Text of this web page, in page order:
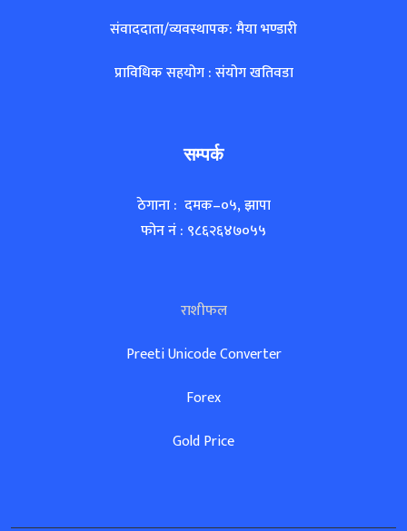
संवाददाता/व्यवस्थापक: मैया भण्डारी
प्राविधिक सहयोग : संयोग खतिवडा
सम्पर्क
ठेगाना : दमक–०५, झापा
फोन नं : ९८६२६४७०५५
राशीफल
Preeti Unicode Converter
Forex
Gold Price